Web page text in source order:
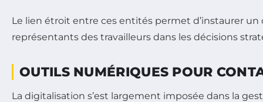
Le lien étroit entre ces entités permet d’instaurer
représentants des travailleurs dans les décisions
OUTILS NUMÉRIQUES POUR
La digitalisation s’est largement imposée dans la